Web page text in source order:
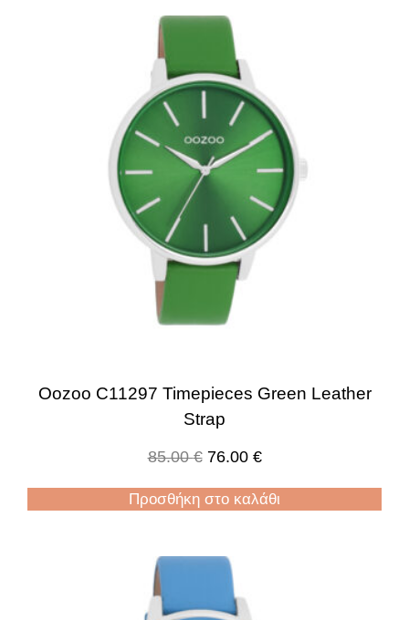
Oozoo C11297 Timepieces Green Leather
Strap
85.00€ 76.00 €
Προσθήκη στο καλάθι